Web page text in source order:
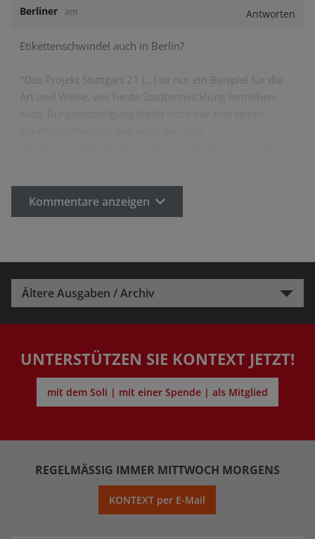
Berliner am Antworten
Etikettenschwindel auch in Berlin?
"Das Projekt Stuttgart 21 (...) ist nur ein Beispiel für die
Kommentare anzeigen
Ältere Ausgaben / Archiv
UNTERSTÜTZEN SIE KONTEXT JETZT!
mit dem Soli | mit einer Spende | als Mitglied
REGELMÄSSIG IMMER MITTWOCH MORGENS
KONTEXT per E-Mail